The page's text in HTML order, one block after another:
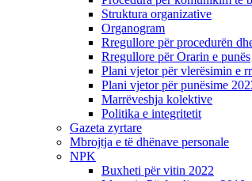
Struktura organizative
Organogram
Rregullore për procedurën
Rregullore për Orarin e punës
Plani vjetor për vlerësimin e
Plani vjetor për punësime
Marrëveshja kolektive
Politika e integritetit
Gazeta zyrtare
Mbrojtja e të dhënave personale
NPK
Buxheti për vitin 2022